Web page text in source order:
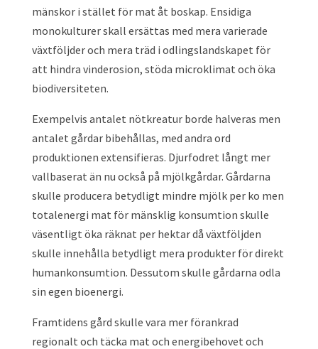
mänskor i stället för mat åt boskap. Ensidiga
monokulturer skall ersättas med mera varierade
växtföljder och mera träd i odlingslandskapet för
att hindra vinderosion, stöda microklimat och öka
biodiversiteten.
Exempelvis antalet nötkreatur borde halveras men
antalet gårdar bibehållas, med andra ord
produktionen extensifieras. Djurfodret långt mer
vallbaserat än nu också på mjölkgårdar. Gårdarna
skulle producera betydligt mindre mjölk per ko men
totalenergi mat för mänsklig konsumtion skulle
väsentligt öka räknat per hektar då växtföljden
skulle innehålla betydligt mera produkter för direkt
humankonsumtion. Dessutom skulle gårdarna odla
sin egen bioenergi.
Framtidens gård skulle vara mer förankrad
regionalt och täcka mat och energibehovet och